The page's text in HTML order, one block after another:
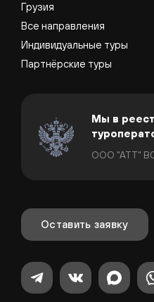
Грузия
Все направления
Индивидуальные туры
Партнёрские туры
Мы в
ООО "АТТ"
Оставить заявку